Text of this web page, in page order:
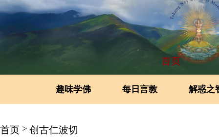
首页
趣味学佛 每日言教 解惑之
首页 > 创古仁波切